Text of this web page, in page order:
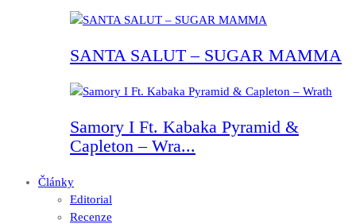
SANTA SALUT – SUGAR MAMMA
Samory I Ft. Kabaka Pyramid &
Capleton – Wra...
Články
Editorial
Recenze